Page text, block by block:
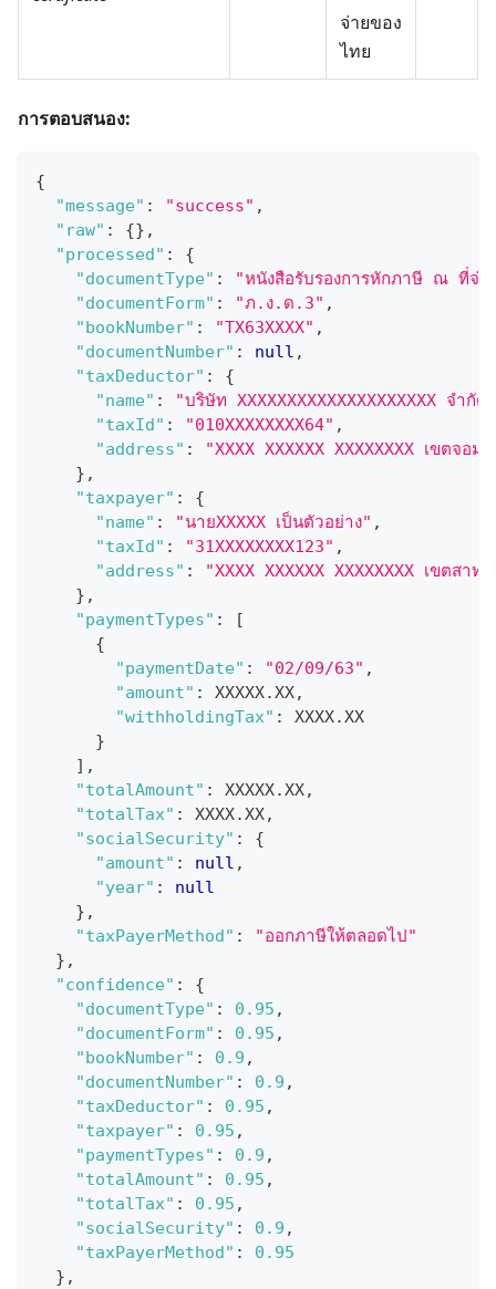
จ่ายของ
ไทย
การตอบสนอง:
{
"message" : "success" ,
"raw" : {} ,
"processed" :
{
"documentType" :
"หนังสือรับรองการหักภาษี ณ ที่จ่า
"documentForm" : "ภ.ง.ด.3" ,
"bookNumber" : "TX63XXXX" ,
"documentNumber" : null ,
"taxDeductor" :
{
"name" :
"บริษัท XXXXXXXXXXXXXXXXXXXX จำกัด"
"taxId" : "010XXXXXXXX64" ,
"address" :
"XXXX XXXXXX XXXXXXXX เขตจอ
} ,
"taxpayer" :
{
"name" : "นายXXXXX เป็นตัวอย่าง" ,
"taxId" : "31XXXXXXXX123" ,
"address" :
"XXXX XXXXXX XXXXXXXX เขตสา
} ,
"paymentTypes" :
[
{
"paymentDate" : "02/09/63" ,
"amount" : XXXXX.XX,
"withholdingTax" :
XXXX.XX
}
] ,
"totalAmount" : XXXXX.XX,
"totalTax" : XXXX.XX,
"socialSecurity" :
{
"amount" : null ,
"year" :
null
} ,
"taxPayerMethod" :
"ออกภาษีให้ตลอดไป"
} ,
"confidence" :
{
"documentType" : 0.95 ,
"documentForm" : 0.95 ,
"bookNumber" : 0.9 ,
"documentNumber" : 0.9 ,
"taxDeductor" : 0.95 ,
"taxpayer" : 0.95 ,
"paymentTypes" : 0.9 ,
"totalAmount" : 0.95 ,
"totalTax" : 0.95 ,
"socialSecurity" : 0.9 ,
"taxPayerMethod" :
0.95
} ,